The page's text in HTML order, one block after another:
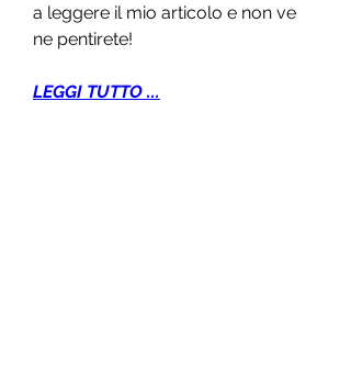
a leggere il mio articolo e non ve
ne pentirete!
LEGGI TUTTO ...